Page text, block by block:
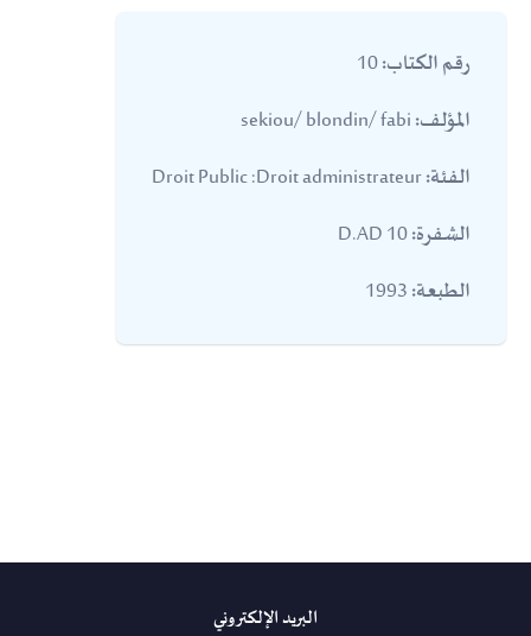
رقم الكتاب:
المؤلف:
الفئة:
الشفرة:
الطبعة:
البريد الإلكتروني